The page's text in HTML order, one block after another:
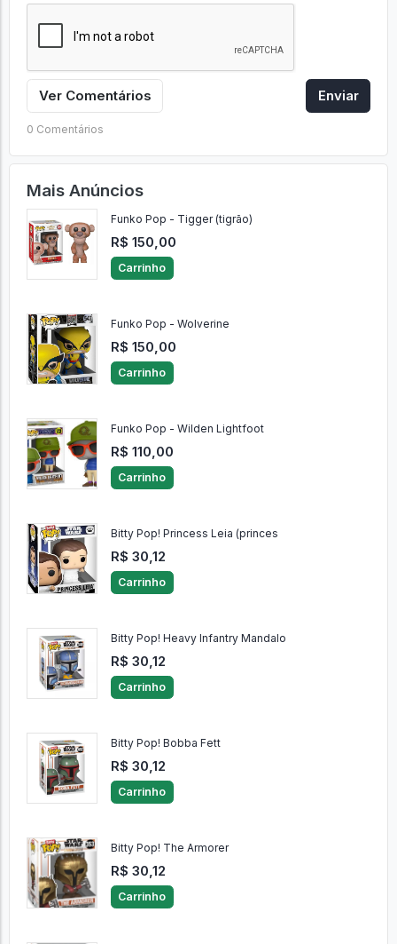
Ver Comentários Enviar
0 Comentários
Mais Anúncios
Funko Pop - Tigger (tigrão)
R$ 150,00
Carrinho
Funko Pop - Wolverine
R$ 150,00
Carrinho
Funko Pop - Wilden Lightfoot
R$ 110,00
Carrinho
Bitty Pop! Princess Leia (princes
R$ 30,12
Carrinho
Bitty Pop! Heavy Infantry Mandalo
R$ 30,12
Carrinho
Bitty Pop! Bobba Fett
R$ 30,12
Carrinho
Bitty Pop! The Armorer
R$ 30,12
Carrinho